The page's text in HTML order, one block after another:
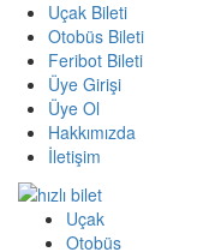
Uçak Bileti
Otobüs Bileti
Feribot Bileti
Üye Girişi
Üye Ol
Hakkımızda
İletişim
Uçak
Otobüs